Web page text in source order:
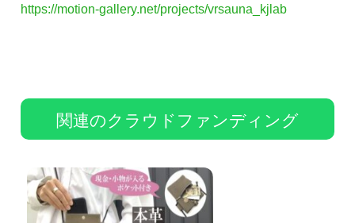
https://motion-gallery.net/projects/vrsauna_kjlab
関連のクラウドファンディング